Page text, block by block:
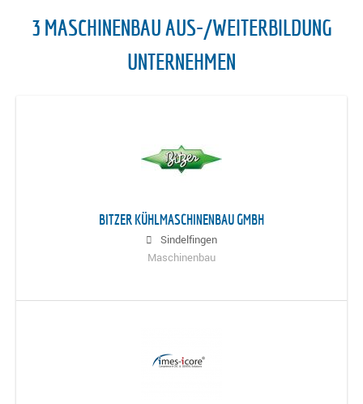
3 MASCHINENBAU AUS-/WEITERBILDUNG
UNTERNEHMEN
BITZER KÜHLMASCHINENBAU GMBH
Sindelfingen
Maschinenbau